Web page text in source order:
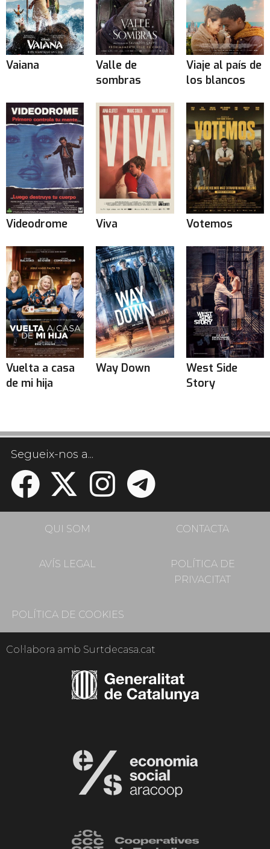
Vaiana
Valle de
sombras
Viaje al país de
los blancos
Videodrome Viva Votemos
Vuelta a casa
de mi hija
Way Down
West Side
Story
Segueix-nos a...
QUI SOM CONTACTA
AVÍS LEGAL
POLÍTICA DE
PRIVACITAT
POLÍTICA DE COOKIES
Col·labora amb Surtdecasa.cat